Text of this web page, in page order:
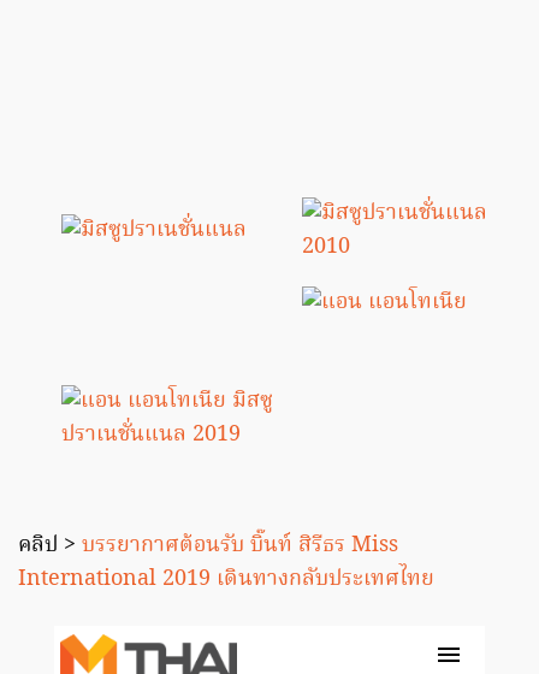
คลิป > บรรยากาศต้อนรับ บิ๊นท์ สิรีธร Miss
International 2019 เดินทางกลับประเทศไทย